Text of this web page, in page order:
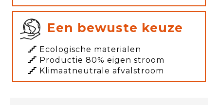
Een bewuste keuze
Ecologische materialen
Productie 80% eigen stroom
Klimaatneutrale afvalstroom